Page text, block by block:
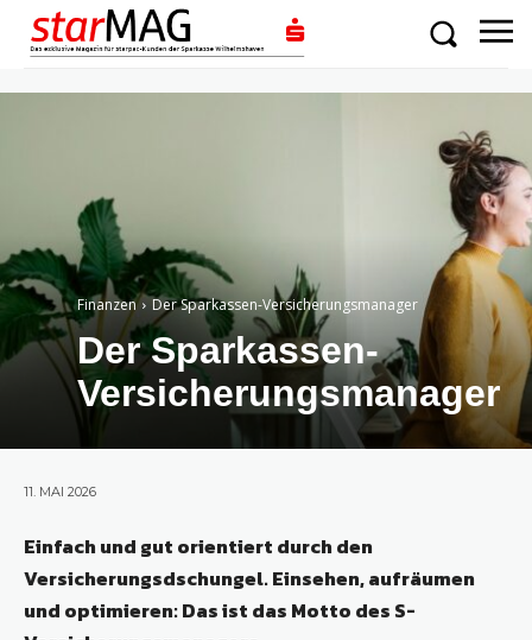
Finanzen Der Sparkassen-Versicherungsmanager
Der Sparkassen-
Versicherungsmanager
11. MAI 2026
Einfach und gut orientiert durch den
Versicherungsdschungel. Einsehen, aufräumen
und optimieren: Das ist das Motto des S-